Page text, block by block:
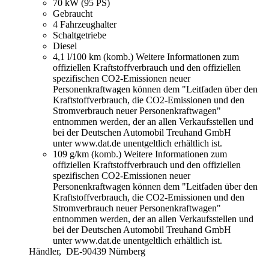
70 kW (95 PS)
Gebraucht
4 Fahrzeughalter
Schaltgetriebe
Diesel
4,1 l/100 km (komb.) Weitere Informationen zum
offiziellen Kraftstoffverbrauch und den offiziellen
spezifischen CO2-Emissionen neuer
Personenkraftwagen können dem "Leitfaden über den
Kraftstoffverbrauch, die CO2-Emissionen und den
Stromverbrauch neuer Personenkraftwagen"
entnommen werden, der an allen Verkaufsstellen und
bei der Deutschen Automobil Treuhand GmbH
unter www.dat.de unentgeltlich erhältlich ist.
109 g/km (komb.) Weitere Informationen zum
offiziellen Kraftstoffverbrauch und den offiziellen
spezifischen CO2-Emissionen neuer
Personenkraftwagen können dem "Leitfaden über den
Kraftstoffverbrauch, die CO2-Emissionen und den
Stromverbrauch neuer Personenkraftwagen"
entnommen werden, der an allen Verkaufsstellen und
bei der Deutschen Automobil Treuhand GmbH
unter www.dat.de unentgeltlich erhältlich ist.
Händler, DE-90439 Nürnberg